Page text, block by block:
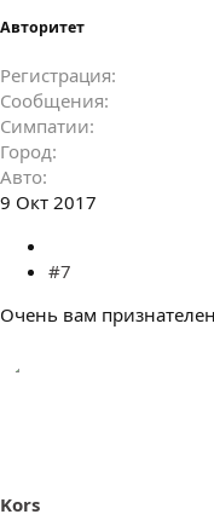
Авторитет
Регистрация
Сообщения
Симпатии
Город
Авто
9 Окт 2017
#7
Очень вам признателен
Kors